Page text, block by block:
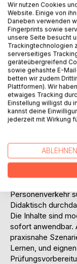
BESCHREIBUNG
ÖPNV verstehen.
Praxisnah.
Dieses Lehr- und
und
Betrieb und
Gesamtbild und
Personenverkehr
Didaktisch
Die Inhalte sind
sofort anwendbar.
praxisnahe
Lernen, und
Wir nutzen Cookies
Website. Einige von
Daneben verwenden
Fingerprints sowie
unsere Seite besucht
Trackingtechnologien
serverseitiges
geräteübergreifend
sowie gehashte E-
betten wir zudem
Plattformen). Wir
etwaiges Tracking
Einstellung willigst du
kannst deine
jederzeit mit Wirkung
ABLEHNEN